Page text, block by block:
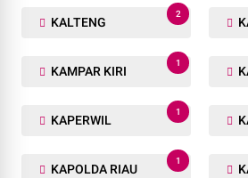
KALTENG
2
KAMPAR KIRI
1
KAPERWIL
1
KAPOLDA RIAU
1